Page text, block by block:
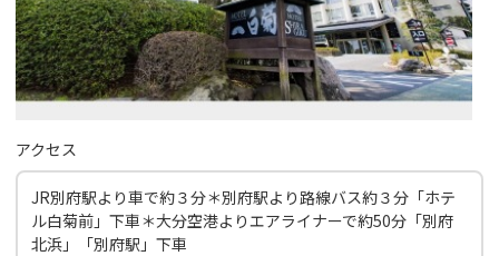
アクセス
JR別府駅より車で約３分＊別府駅より路線バス約３分「ホテ
ル白菊前」下車＊大分空港よりエアライナーで約50分「別府
北浜」「別府駅」下車